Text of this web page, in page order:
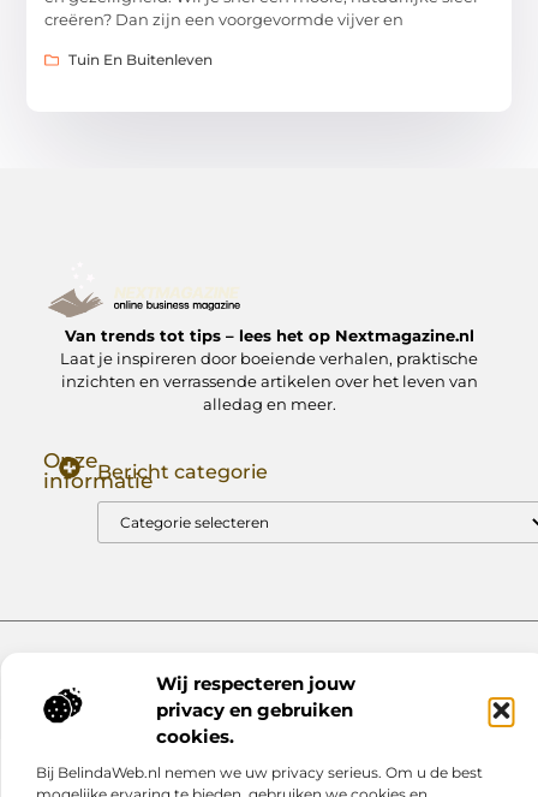
Wij respecteren jouw
privacy en gebruiken
cookies.
Bij BelindaWeb.nl nemen we uw privacy serieus. Om u de best
creëren? Dan zijn een voorgevormde vijver en
Tuin En Buitenleven
Van trends tot tips – lees het op Nextmagazine.nl
Laat je inspireren door boeiende verhalen, praktische
inzichten en verrassende artikelen over het leven van
alledag en meer.
Onze
informatieBericht categorie
@2025 www.nextmagazine.nl. All Right Reserved.